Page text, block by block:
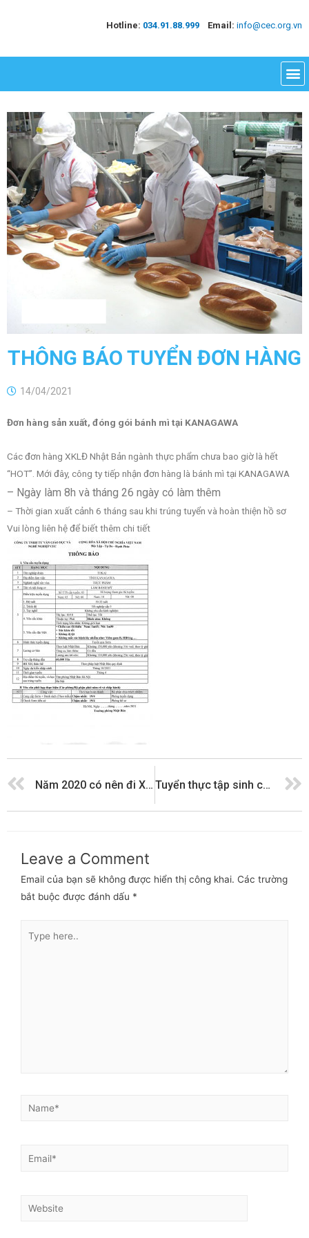
Hotline: 034.91.88.999 Email: info@cec.org.vn
THÔNG BÁO TUYỂN ĐƠN HÀNG
14/04/2021
Đơn hàng sản xuất, đóng gói bánh mì tại KANAGAWA
Các đơn hàng XKLĐ Nhật Bản ngành thực phẩm chưa bao giờ là hết
“HOT”. Mới đây, công ty tiếp nhận đơn hàng là bánh mì tại KANAGAWA
– Ngày làm 8h và tháng 26 ngày có làm thêm
– Thời gian xuất cảnh 6 tháng sau khi trúng tuyển và hoàn thiện hồ sơ
Vui lòng liên hệ để biết thêm chi tiết
Năm 2020 có nên đi XKLĐ Nhật Bản không? Tuyển thực tập sinh chế biến thủy sản làm việc tại Nhật Bản
Leave a Comment
Email của bạn sẽ không được hiển thị công khai. Các trường
bắt buộc được đánh dấu *